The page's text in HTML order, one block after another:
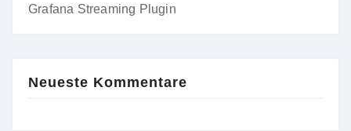
Grafana Streaming Plugin
Neueste Kommentare